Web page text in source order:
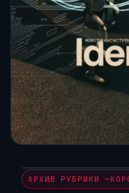
АРХИВ РУБРИКИ